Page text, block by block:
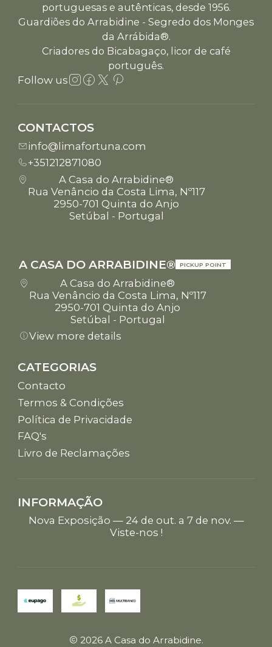
portuguesas e autênticas, desde 1956.
Guardiões do Arrabidine - Segredo dos Monges
da Arrábida®.
Criadores do Bicabagaço, licor de café
português.
Follow us
CONTACTOS
info@limafortuna.com
+351212871080
A Casa do Arrabidine®
Rua Venâncio da Costa Lima, Nº117
2950-701 Quinta do Anjo
Setúbal - Portugal
A CASA DO ARRABIDINE® PICKUP POINT
A Casa do Arrabidine®
Rua Venâncio da Costa Lima, Nº117
2950-701 Quinta do Anjo
Setúbal - Portugal
View more details
CATEGORIAS
Contacto
Termos & Condições
Política de Privacidade
FAQ's
Livro de Reclamações
INFORMAÇÃO
Nova Exposição — 24 de out. a 7 de nov. —
Viste-nos !
2026 A Casa do Arrabidine.